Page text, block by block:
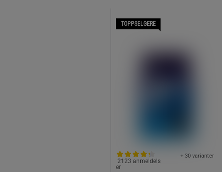
TOPPSELGERE
+ 30 varianter
2123 anmeldels
er